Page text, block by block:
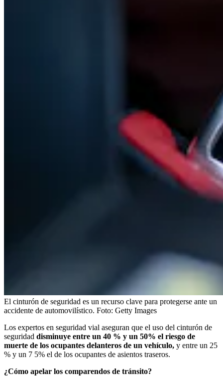
El cinturón de seguridad es un recurso clave para protegerse ante un
accidente de automovilístico. Foto: Getty Images
Los expertos en seguridad vial aseguran que el uso del cinturón de
seguridad disminuye entre un 40 % y un 50% el riesgo de
muerte de los ocupantes delanteros de un vehículo, y entre un 25
% y un 7 5% el de los ocupantes de asientos traseros.
¿Cómo apelar los comparendos de tránsito?